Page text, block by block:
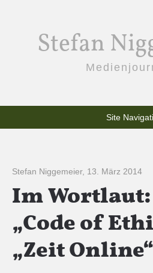
Stefan
Site
Stefan Niggemeier, 13. März 2014
Im
„Code of
„Zeit Online“